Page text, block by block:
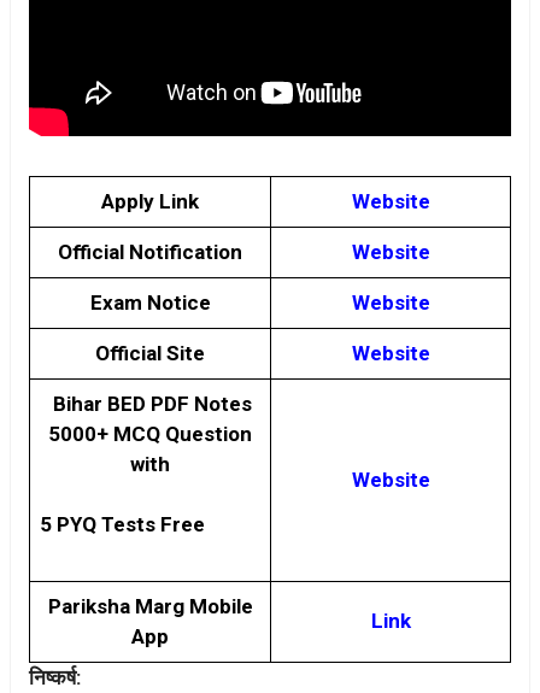
Apply Link Website
Official Notification Website
Exam Notice Website
Official Site Website
Bihar BED PDF Notes
5000+ MCQ Question
with
5 PYQ Tests Free
Website
Pariksha Marg Mobile
App
Link
निष्कर्ष: